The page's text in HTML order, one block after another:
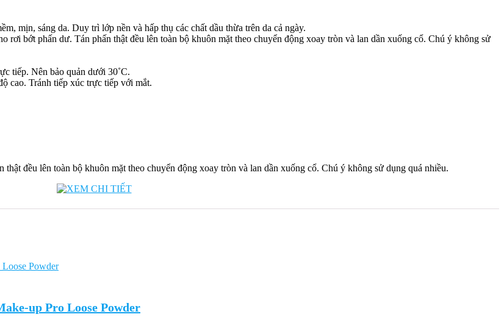
mịn, sáng da. Duy trì lớp nền và hấp thụ các chất dầu thừa trên da cả ngày.
rơi bớt phấn dư. Tán phấn thật đều lên toàn bộ khuôn mặt theo chuyển động xoay tròn và lan dần xuống cổ. Chú ý không sử
tiếp. Nên bảo quản dưới 30˚C.
cao. Tránh tiếp xúc trực tiếp với mắt.
đều lên toàn bộ khuôn mặt theo chuyển động xoay tròn và lan dần xuống cổ. Chú ý không sử dụng quá nhiều.
up Pro Loose Powder